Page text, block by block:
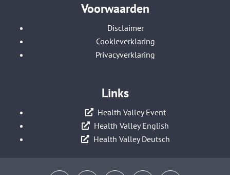
Voorwaarden
Disclaimer
Cookieverklaring
Privacyverklaring
Links
Health Valley Event
Health Valley English
Health Valley Deutsch